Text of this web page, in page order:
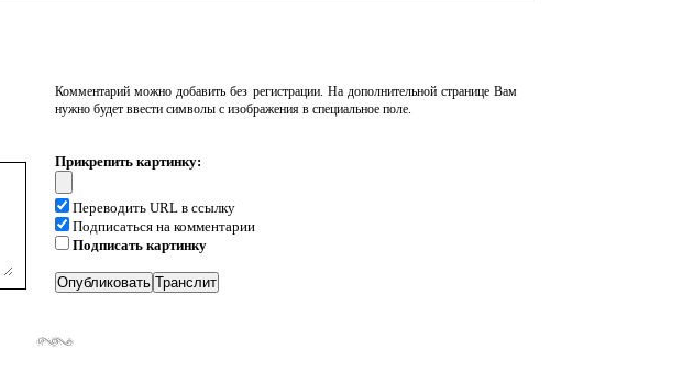
Комментарий можно добавить без регистрации. На дополнительной странице Вам
нужно будет ввести символы с изображения в специальное поле.
Прикрепить картинку:
Переводить URL в ссылку
Подписаться на комментарии
Подписать картинку